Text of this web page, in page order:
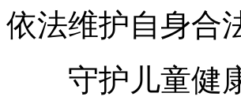
依法维护自身合
守护儿童健康